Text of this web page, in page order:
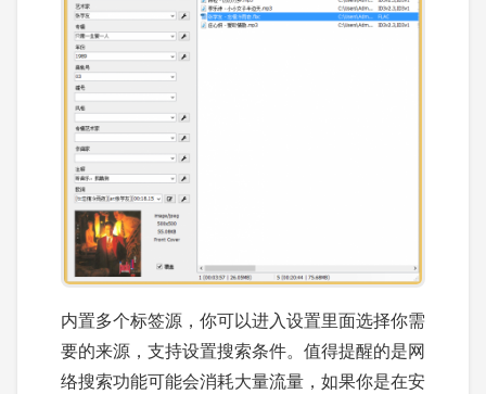
内置多个标签源，你可以进入设置里面选择你需
要的来源，支持设置搜索条件。值得提醒的是网
络搜索功能可能会消耗大量流量，如果你是在安